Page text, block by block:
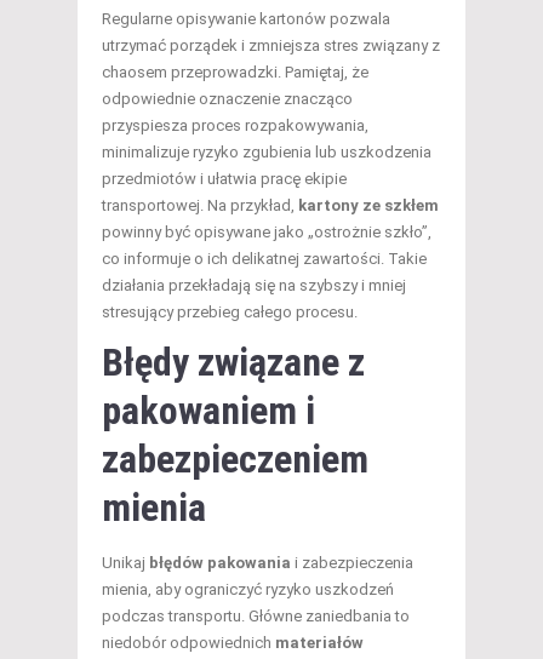
Regularne opisywanie kartonów pozwala
utrzymać porządek i zmniejsza stres związany z
chaosem przeprowadzki. Pamiętaj, że
odpowiednie oznaczenie znacząco
przyspiesza proces rozpakowywania,
minimalizuje ryzyko zgubienia lub uszkodzenia
przedmiotów i ułatwia pracę ekipie
transportowej. Na przykład, kartony ze szkłem
powinny być opisywane jako „ostrożnie szkło”,
co informuje o ich delikatnej zawartości. Takie
działania przekładają się na szybszy i mniej
stresujący przebieg całego procesu.
Błędy związane z
pakowaniem i
zabezpieczeniem
mienia
Unikaj błędów pakowania i zabezpieczenia
mienia, aby ograniczyć ryzyko uszkodzeń
podczas transportu. Główne zaniedbania to
niedobór odpowiednich materiałów